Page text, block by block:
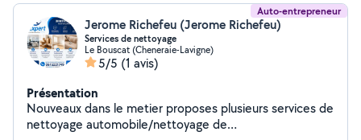
Auto-entrepreneur
Jerome Richefeu (Jerome Richefeu)
Services de nettoyage
Le Bouscat (Cheneraie-Lavigne)
5/5 (1 avis)
Présentation
Nouveaux dans le metier proposes plusieurs services de
nettoyage automobile/nettoyage de